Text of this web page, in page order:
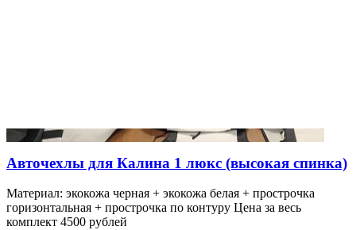
Авточехлы для Калина 1 люкс (высокая спинка)
Материал: экокожа черная + экокожа белая + прострочка
горизонтальная + прострочка по контуру Цена за весь
комплект 4500 рублей